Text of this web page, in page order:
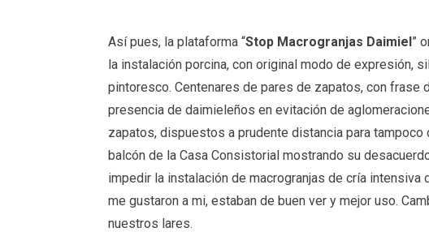
Así pues, la plataforma “Stop Macrogranjas Daimiel”
la instalación porcina, con original modo de expresión,
pintoresco. Centenares de pares de zapatos, con frase
presencia de daimieleños en evitación de
zapatos, dispuestos a prudente distancia para
balcón de la Casa Consistorial mostrando su
impedir la instalación de macrogranjas de cría intensiva
me gustaron a mi, estaban de buen ver y mejor uso.
nuestros lares.